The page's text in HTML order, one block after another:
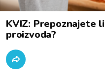
KVIZ: Prepoznajete
proizvoda?